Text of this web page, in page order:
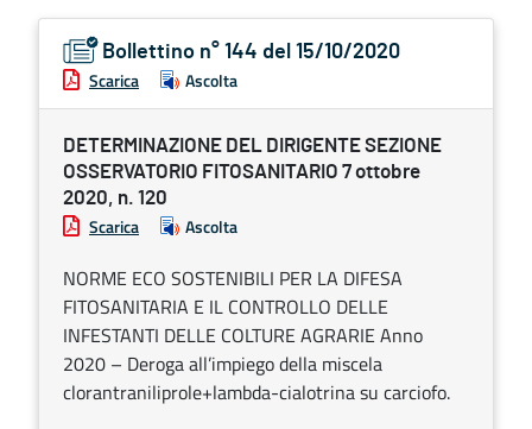
Bollettino n° 144 del 15/10/2020
Scarica Ascolta
DETERMINAZIONE DEL DIRIGENTE SEZIONE
OSSERVATORIO FITOSANITARIO 7 ottobre
2020, n. 120
Scarica Ascolta
NORME ECO SOSTENIBILI PER LA DIFESA
FITOSANITARIA E IL CONTROLLO DELLE
INFESTANTI DELLE COLTURE AGRARIE Anno
2020 – Deroga all’impiego della miscela
clorantraniliprole+lambda-cialotrina su carciofo.